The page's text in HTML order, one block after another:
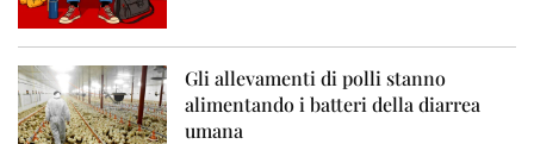
Gli allevamenti di polli stanno
alimentando i batteri della diarrea
umana